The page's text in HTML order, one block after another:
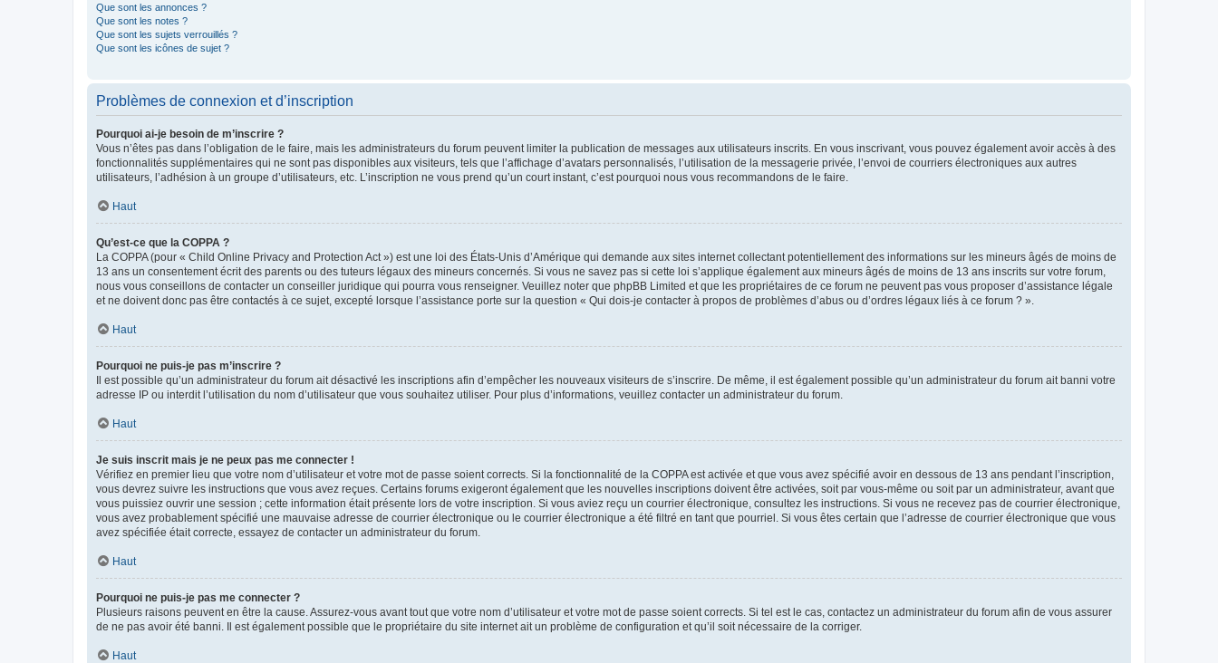
Que sont les annonces ?
Que sont les notes ?
Que sont les sujets verrouillés ?
Que sont les icônes de sujet ?
Problèmes de connexion et d’inscription
Pourquoi ai-je besoin de m’inscrire ?
Vous n’êtes pas dans l’obligation de le faire, mais les administrateurs du forum peuvent limiter la publication de messages aux utilisateurs inscrits. En vous inscrivant, vous pouvez également avoir accès à des
fonctionnalités supplémentaires qui ne sont pas disponibles aux visiteurs, tels que l’affichage d’avatars personnalisés, l’utilisation de la messagerie privée, l’envoi de courriers électroniques aux autres
utilisateurs, l’adhésion à un groupe d’utilisateurs, etc. L’inscription ne vous prend qu’un court instant, c’est pourquoi nous vous recommandons de le faire.
Haut
Qu’est-ce que la COPPA ?
La COPPA (pour « Child Online Privacy and Protection Act ») est une loi des États-Unis d’Amérique qui demande aux sites internet collectant potentiellement des informations sur les mineurs âgés de moins de
13 ans un consentement écrit des parents ou des tuteurs légaux des mineurs concernés. Si vous ne savez pas si cette loi s’applique également aux mineurs âgés de moins de 13 ans inscrits sur votre forum,
nous vous conseillons de contacter un conseiller juridique qui pourra vous renseigner. Veuillez noter que phpBB Limited et que les propriétaires de ce forum ne peuvent pas vous proposer d’assistance légale
et ne doivent donc pas être contactés à ce sujet, excepté lorsque l’assistance porte sur la question « Qui dois-je contacter à propos de problèmes d’abus ou d’ordres légaux liés à ce forum ? ».
Haut
Pourquoi ne puis-je pas m’inscrire ?
Il est possible qu’un administrateur du forum ait désactivé les inscriptions afin d’empêcher les nouveaux visiteurs de s’inscrire. De même, il est également possible qu’un administrateur du forum ait banni votre
adresse IP ou interdit l’utilisation du nom d’utilisateur que vous souhaitez utiliser. Pour plus d’informations, veuillez contacter un administrateur du forum.
Haut
Je suis inscrit mais je ne peux pas me connecter !
Vérifiez en premier lieu que votre nom d’utilisateur et votre mot de passe soient corrects. Si la fonctionnalité de la COPPA est activée et que vous avez spécifié avoir en dessous de 13 ans pendant l’inscription,
vous devrez suivre les instructions que vous avez reçues. Certains forums exigeront également que les nouvelles inscriptions doivent être activées, soit par vous-même ou soit par un administrateur, avant que
vous puissiez ouvrir une session ; cette information était présente lors de votre inscription. Si vous aviez reçu un courrier électronique, consultez les instructions. Si vous ne recevez pas de courrier électronique,
vous avez probablement spécifié une mauvaise adresse de courrier électronique ou le courrier électronique a été filtré en tant que pourriel. Si vous êtes certain que l’adresse de courrier électronique que vous
avez spécifiée était correcte, essayez de contacter un administrateur du forum.
Haut
Pourquoi ne puis-je pas me connecter ?
Plusieurs raisons peuvent en être la cause. Assurez-vous avant tout que votre nom d’utilisateur et votre mot de passe soient corrects. Si tel est le cas, contactez un administrateur du forum afin de vous assurer
de ne pas avoir été banni. Il est également possible que le propriétaire du site internet ait un problème de configuration et qu’il soit nécessaire de la corriger.
Haut